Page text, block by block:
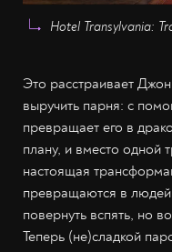
Hotel Transylvania:
Это расстраивает
выручить парня: с
превращает его в
плану, и вместо одной
настоящая
превращаются в
повернуть вспять, но
Теперь (не)сладкой